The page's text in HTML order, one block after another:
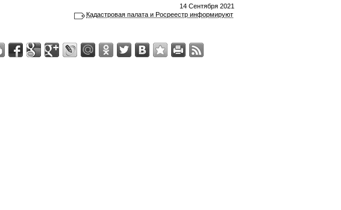
14 Сентября 2021
Кадастровая палата и Росреестр информируют